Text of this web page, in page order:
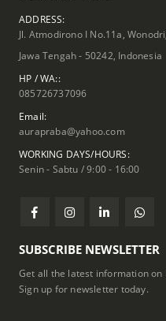
ADDRESS:
Jl. Atmodirono I No.11a,
Jawa Tengah - 50242, Indonesia
HP / WA::
085726737096
Email:
aurapraba@yahoo.com
WORKING DAYS/HOURS:
Senin - Sabtu / 9:00 - 16:00
SUBSCRIBE NEWSLETTER
Get all the latest information on
Sign up for newsletter today.